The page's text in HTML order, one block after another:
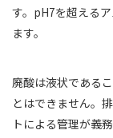
す。pH7を超える
ます。
廃酸は液状である
とはできません。
トによる管理が義